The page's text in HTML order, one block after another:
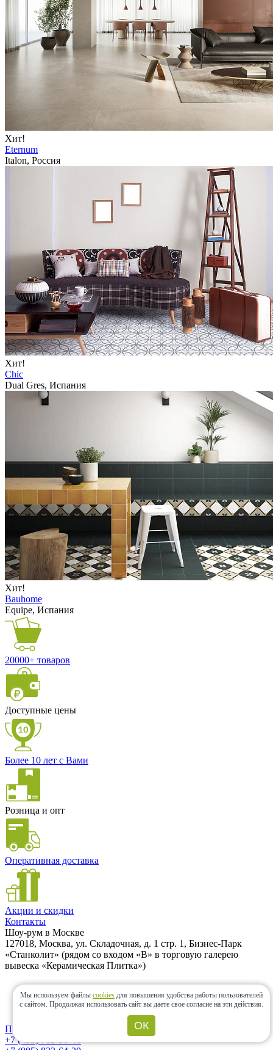
Хит!
Eternum
Italon, Россия
Хит!
Chic
Dual Gres, Испания
Хит!
Bauhome
Equipe, Испания
20000+ товаров
Доступные цены
Более 10 лет с Вами
Розница и опт
Оперативная доставка
Акции и скидки
Контакты
Шоу-рум в Москве
127018, Москва, ул. Складочная, д. 1 стр. 1, Бизнес-Парк
«Станколит» (рядом со входом «B» в торговую галерею
вывеска «Керамическая Плитка»)
700м от метро Савеловская
Большая парковка
Проложить маршрут
+7 (495) 763-50-46
Мы используем файлы cookies для повышения удобства работы пользователей
с сайтом. Продолжая использовать сайт вы даете свое согласие на эти действия.
ОК